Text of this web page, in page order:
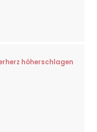
höherschlagen